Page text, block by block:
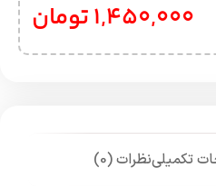
1,450,000تومان
تکمیلینظرات (0)